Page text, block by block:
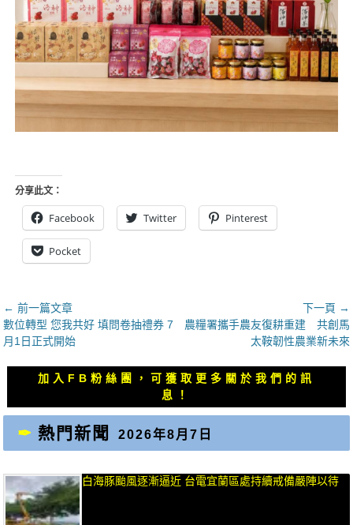
分享此文：
Facebook Twitter Pinterest
Pocket
文
章
導
覽
← 前一篇文章
上
一
數位轉型 您我共好 填問卷抽禮券 7
月1日正式開始
下一頁 →
下
文
章：
農糧署攜手農友復耕重建 共創馬
太鞍韌性農業新未來
加入FB粉絲團，可獲取更多關於我們的訊
息！
熱門新聞 2026年8月7日
白海豚颱風逐漸逼近 台電宜蘭區處持續戒備嚴陣以待